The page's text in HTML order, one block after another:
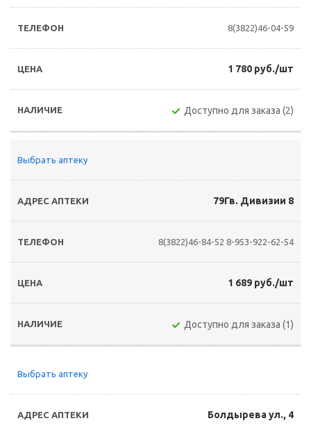
8(3822)46-04-59
1 780 руб./шт
Доступно для заказа (2)
Выбрать аптеку
79Гв. Дивизии 8
8(3822)46-84-52 8-953-922-62-54
1 689 руб./шт
Доступно для заказа (1)
Выбрать аптеку
Болдырева ул., 4